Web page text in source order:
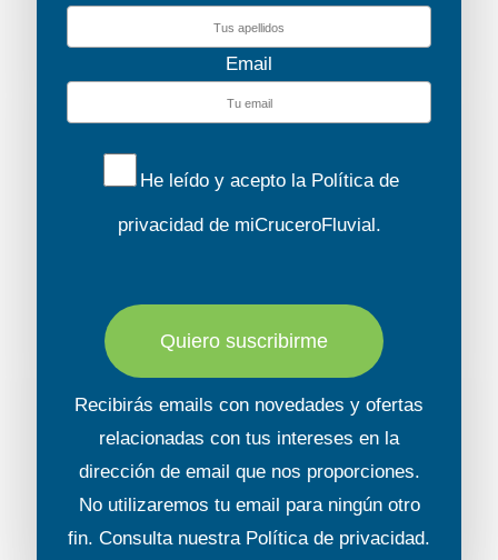
Email
He leído y acepto la Política de
privacidadde miCruceroFluvial.
Quiero suscribirme
Recibirás emails con novedades y ofertas
relacionadas con tus intereses en la
dirección de email que nos proporciones.
No utilizaremos tu email para ningún otro
fin. Consulta nuestra Política de privacidad.